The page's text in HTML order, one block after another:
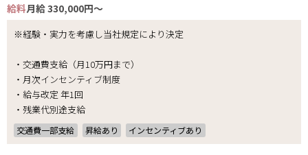
給料月給 330,000円～
※経験・実力を考慮し当社規定により決定
・交通費支給（月10万円まで）
・月次インセンティブ制度
・給与改定 年1回
・残業代別途支給
交通費一部支給 昇給あり インセンティブあり